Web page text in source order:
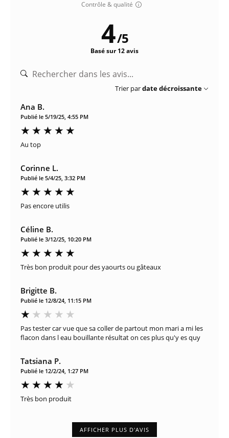
Contrôle & qualité
4/5
Basé sur 12 avis
Trier pardate décroissante
Ana B.
Publié le 5/19/25, 4:55 PM
Au top
Corinne L.
Publié le 5/4/25, 3:32 PM
Pas encore utilis
Céline B.
Publié le 3/12/25, 10:20 PM
Très bon produit pour des yaourts ou gâteaux
Brigitte B.
Publié le 12/8/24, 11:15 PM
Pas tester car vue que sa coller de partout mon mari a mi les
flacon dans l eau bouillante résultat on ces plus qu'y es quy
Tatsiana P.
Publié le 12/2/24, 1:27 PM
Très bon produit
AFFICHER PLUS D'AVIS